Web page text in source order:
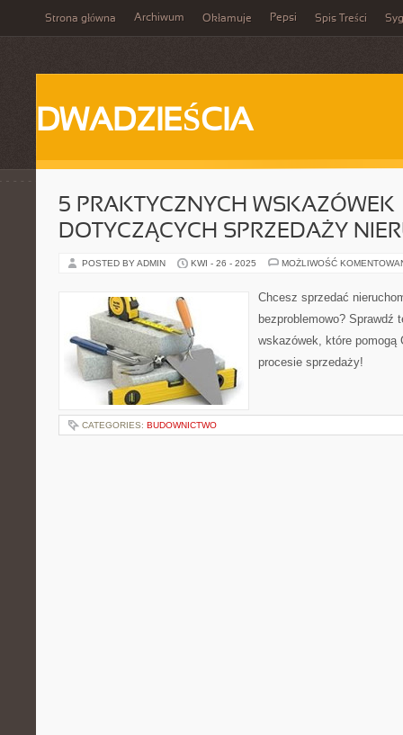
Strona główna Archiwum Okłamuje Pepsi Spis Treści
DWADZIEŚCIA
5 PRAKTYCZNYCH WSKAZÓWEK
DOTYCZĄCYCH SPRZEDAŻY
POSTED BY ADMIN KWI - 26 - 2025 MOŻLIWOŚĆ
Chcesz sprzedać
bezproblemowo? Sprawdź
wskazówek, które pomogą
procesie sprzedaży!
CATEGORIES: BUDOWNICTWO